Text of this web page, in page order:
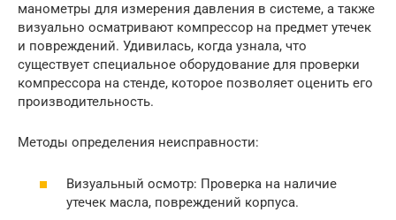
манометры для измерения давления в системе, а также
визуально осматривают компрессор на предмет утечек
и повреждений. Удивилась, когда узнала, что
существует специальное оборудование для проверки
компрессора на стенде, которое позволяет оценить его
производительность.
Методы определения неисправности:
Визуальный осмотр: Проверка на наличие
утечек масла, повреждений корпуса.